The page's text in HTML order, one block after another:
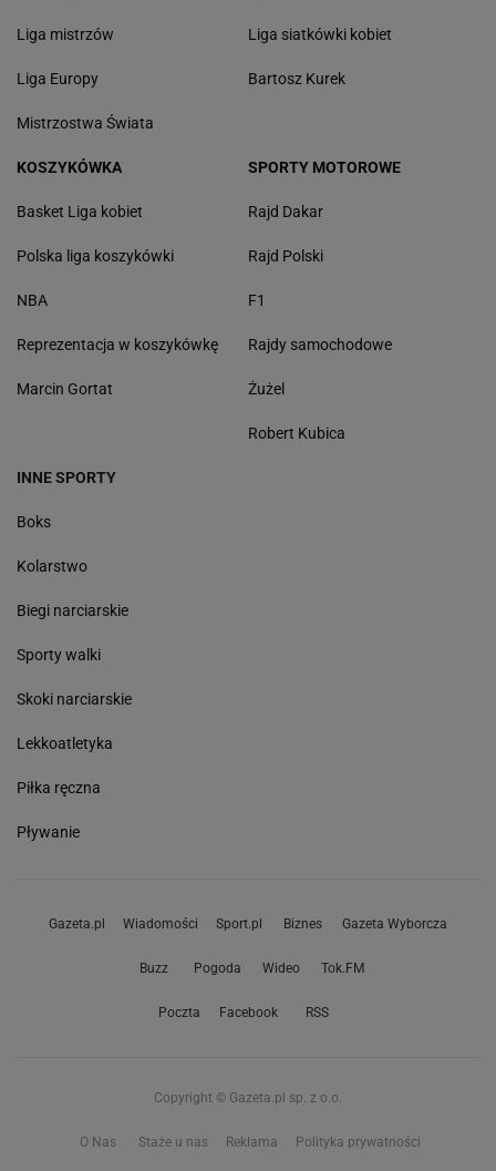
Liga mistrzów
Liga Europy
Mistrzostwa Świata
Liga siatkówki kobiet
Bartosz Kurek
KOSZYKÓWKA
Basket Liga kobiet
Polska liga koszykówki
NBA
Reprezentacja w koszykówkę
Marcin Gortat
SPORTY MOTOROWE
Rajd Dakar
Rajd Polski
F1
Rajdy samochodowe
Żużel
Robert Kubica
INNE SPORTY
Boks
Kolarstwo
Biegi narciarskie
Sporty walki
Skoki narciarskie
Lekkoatletyka
Piłka ręczna
Pływanie
Gazeta.pl Wiadomości Sport.pl Biznes Gazeta Wyborcza
Buzz Pogoda Wideo Tok.FM
Poczta Facebook RSS
Copyright © Gazeta.pl sp. z o.o.
O Nas Staże u nas Reklama Polityka prywatności